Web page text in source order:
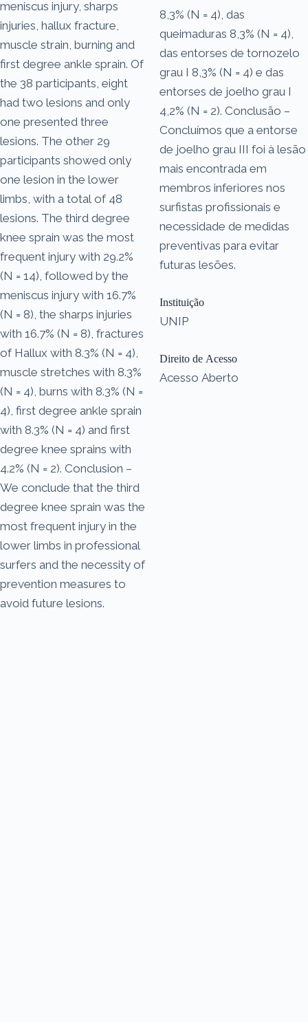
meniscus injury, sharps
injuries, hallux fracture,
muscle strain, burning and
first degree ankle sprain. Of
the 38 participants, eight
had two lesions and only
one presented three
lesions. The other 29
participants showed only
one lesion in the lower
limbs, with a total of 48
lesions. The third degree
knee sprain was the most
frequent injury with 29.2%
(N = 14), followed by the
meniscus injury with 16.7%
(N = 8), the sharps injuries
with 16.7% (N = 8), fractures
of Hallux with 8.3% (N = 4),
muscle stretches with 8.3%
(N = 4), burns with 8.3% (N =
4), first degree ankle sprain
with 8.3% (N = 4) and first
degree knee sprains with
4.2% (N = 2). Conclusion –
We conclude that the third
degree knee sprain was the
most frequent injury in the
lower limbs in professional
surfers and the necessity of
prevention measures to
avoid future lesions.
8,3% (N = 4), das
queimaduras 8,3% (N = 4),
das entorses de tornozelo
grau I 8,3% (N = 4) e das
entorses de joelho grau I
4,2% (N = 2). Conclusão –
Concluímos que a entorse
de joelho grau III foi à lesão
mais encontrada em
membros inferiores nos
surfistas profissionais e
necessidade de medidas
preventivas para evitar
futuras lesões.
Instituição
UNIP
Direito de Acesso
Acesso Aberto